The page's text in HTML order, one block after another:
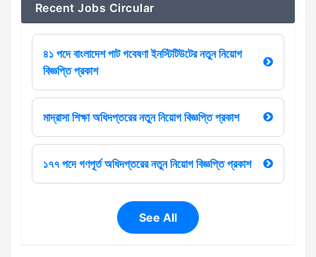
Recent Jobs Circular
৪১ পদে বাংলাদেশ পাট গবেষণা ইনস্টিটিউটের নতুন নিয়োগ
বিজ্ঞপ্তি প্রকাশ
মাদ্রাসা শিক্ষা অধিদপ্তরের নতুন নিয়োগ বিজ্ঞপ্তি প্রকাশ
১৭৭ পদে গণপূর্ত অধিদপ্তরের নতুন নিয়োগ বিজ্ঞপ্তি প্রকাশ
See All